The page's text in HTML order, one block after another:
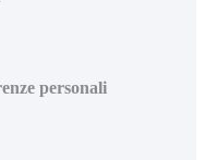
personali